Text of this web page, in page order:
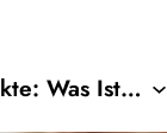
Was Ist…